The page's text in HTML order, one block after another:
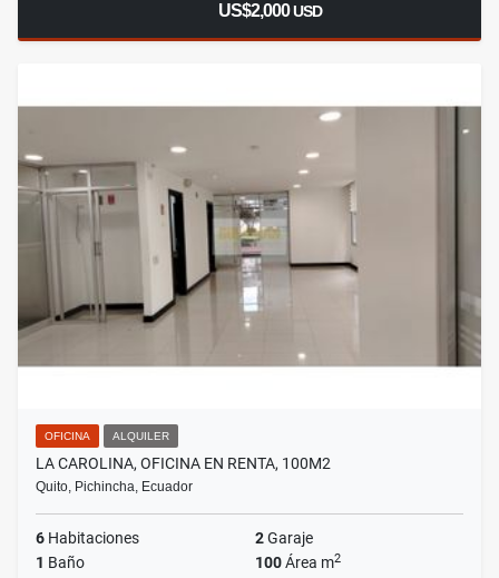
US$2,000USD
OFICINA ALQUILER
LA CAROLINA, OFICINA EN RENTA, 100M2
Quito, Pichincha, Ecuador
6 Habitaciones 2Garaje
1 Baño 100Área m2